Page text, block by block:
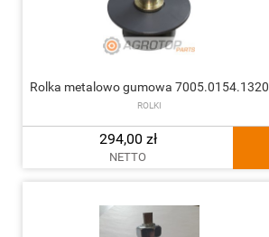
Rolka metalowo gumowa 7005.0154.1320
ROLKI
294,00 zł
NETTO